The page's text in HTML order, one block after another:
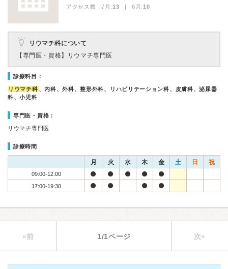
アクセス数 7月:13 | 6月:10
リウマチ科について
【専門医・資格】
リウマチ専門医
診療科目：
リウマチ科 、内科、外科、整形外科、リハビリテーション科、皮膚科、泌尿器
科、小児科
専門医・資格：
リウマチ専門医
診療時間
月 火 水 木 金 土 日 祝
09:00-12:00
17:00-19:30
«前 1/1ページ 次»